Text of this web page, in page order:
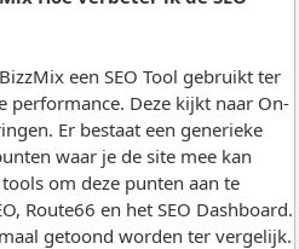
een SEO Tool gebruikt ter
performance. Deze kijkt naar On-
Er bestaat een generieke
waar je de site mee kan
om deze punten aan te
Route66 en het SEO Dashboard.
getoond worden ter vergelijk.